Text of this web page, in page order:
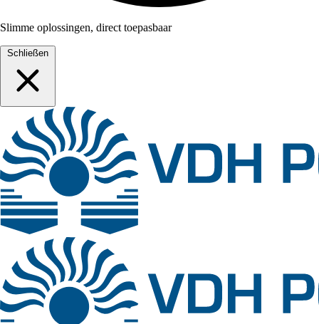
Slimme oplossingen, direct toepasbaar
Schließen